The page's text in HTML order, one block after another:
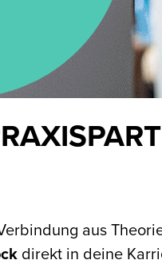
aus
direkt in deine